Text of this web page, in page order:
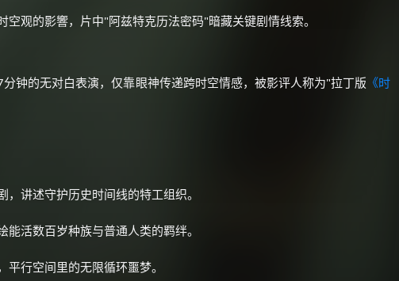
观的影響，片中"阿兹特克历法密码"暗藏关键剧情线索。
钟的无对白表演，仅靠眼神传递跨时空情感，被影评人称为"拉丁版 《时
，讲述守护历史时间线的特工组织。
能活数百岁种族与普通人类的羁绊。
平行空间里的无限循环噩梦。
⚡ 前往【大淘客】领红包